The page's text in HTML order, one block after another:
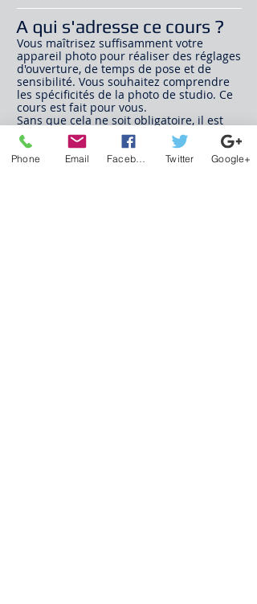
A qui s'adresse ce cours ?
Vous maîtrisez suffisamment votre
appareil photo pour réaliser des réglages
d'ouverture, de temps de pose et de
sensibilité. Vous souhaitez comprendre
les spécificités de la photo de studio. Ce
cours est fait pour vous.
Sans que cela ne soit obligatoire, il est
fortement conseillé d'avoir au préalable
suivi les cours "
Comment fonctionne un
appareil photo ?
", "Vitesse et
Phone Email Twitter Google+